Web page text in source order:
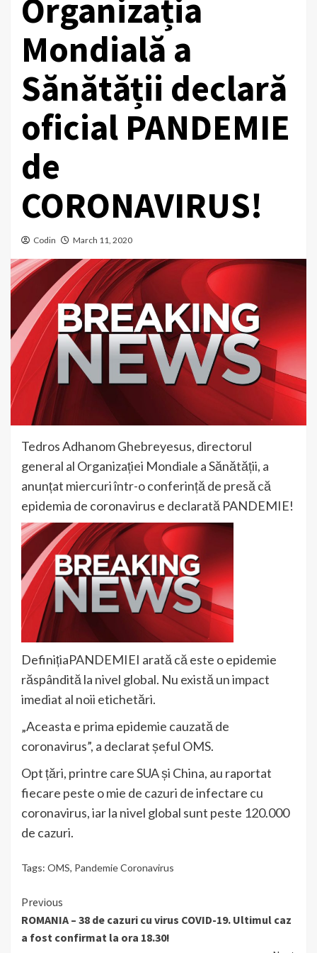
Organizația
Mondială a
Sănătății declară
oficial PANDEMIE
de
CORONAVIRUS!
Codin March 11, 2020
Tedros Adhanom Ghebreyesus, directorul
general al Organizației Mondiale a Sănătății, a
anunțat miercuri într-o conferință de presă că
epidemia de coronavirus e declarată PANDEMIE!
DefinițiaPANDEMIEI arată că este o epidemie
răspândită la nivel global. Nu există un impact
imediat al noii etichetări.
„Aceasta e prima epidemie cauzată de
coronavirus”, a declarat șeful OMS.
Opt țări, printre care SUA și China, au raportat
fiecare peste o mie de cazuri de infectare cu
coronavirus, iar la nivel global sunt peste 120.000
de cazuri.
Tags: OMS, Pandemie Coronavirus
Continue
Reading
Previous
ROMANIA – 38 de cazuri cu virus COVID-19. Ultimul caz
a fost confirmat la ora 18.30!